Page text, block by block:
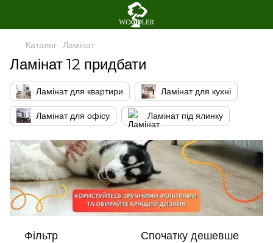
Каталог Ламінат
Ламінат 12 придбати
Ламінат для квартири Ламінат для кухні
Ламінат для офісу Ламінат під ялинку
Фільтр Спочатку дешевше